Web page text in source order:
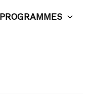
PROGRAMMES